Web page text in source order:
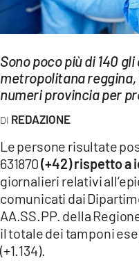
Streaming
LAC TV
LAC NETWORK
LAC ONAIR
LaC
Network
LACPLAY.IT
LACTV.IT
LACONAIR.IT
Sono poco più di 140
metropolitana
numeri provincia per
REDAZIONE
Le persone risultate
631870(+42) rispetto a
giornalieri relativi
comunicati dai
AA.SS.PP. della
il totale dei tamponi
(+1.134).